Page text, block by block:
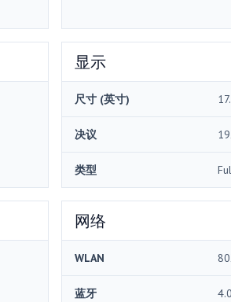
显示
尺寸 (英寸)
决议
类型
网络
WLAN
蓝牙